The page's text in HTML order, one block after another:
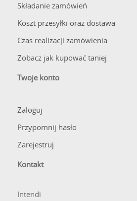
Składanie zamówień
Koszt przesyłki oraz dostawa
Czas realizacji zamówienia
Zobacz jak kupować taniej
Twoje konto
Zaloguj
Przypomnij hasło
Zarejestruj
Kontakt
Intendi